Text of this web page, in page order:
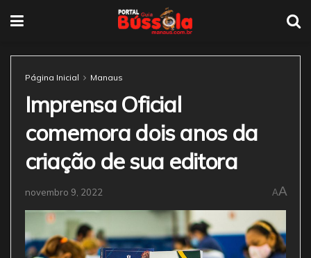
Página Inicial Manaus
Imprensa Oficial
comemora dois anos da
criação de sua editora
novembro 9, 2022 AA